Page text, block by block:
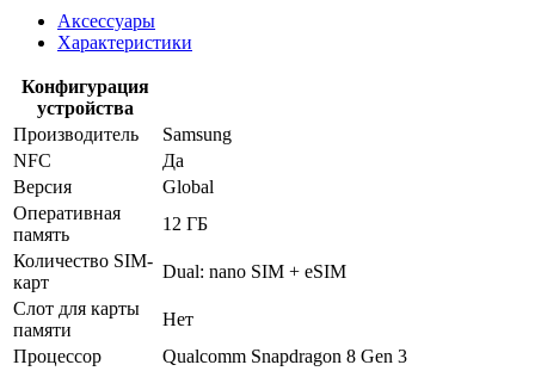
Аксессуары
Характеристики
Конфигурация
устройства
Производитель
Samsung
NFC
Да
Версия
Global
Оперативная
память
12 ГБ
Количество SIM-
карт
Dual: nano SIM + eSIM
Слот для карты
памяти
Нет
Процессор
Qualcomm Snapdragon 8 Gen 3